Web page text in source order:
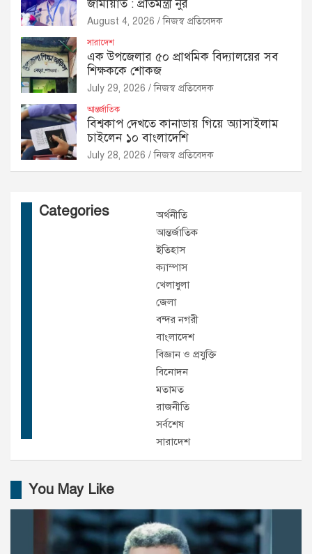
জামায়াত : প্রতিমন্ত্রী নুর
August 4, 2026 নিজস্ব প্রতিবেদক
সারাদেশ
এক উপজেলার ৫০ প্রাথমিক বিদ্যালয়ের সব
শিক্ষককে শোকজ
July 29, 2026 নিজস্ব প্রতিবেদক
আন্তর্জাতিক
বিশ্বকাপ দেখতে কানাডায় গিয়ে অ্যাসাইলাম
চাইলেন ১০ বাংলাদেশি
July 28, 2026 নিজস্ব প্রতিবেদক
Categories
অর্থনীতি
আন্তর্জাতিক
ইতিহাস
ক্যাম্পাস
খেলাধুলা
জেলা
বন্দর নগরী
বাংলাদেশ
বিজ্ঞান ও প্রযুক্তি
বিনোদন
মতামত
রাজনীতি
সর্বশেষ
সারাদেশ
You May Like